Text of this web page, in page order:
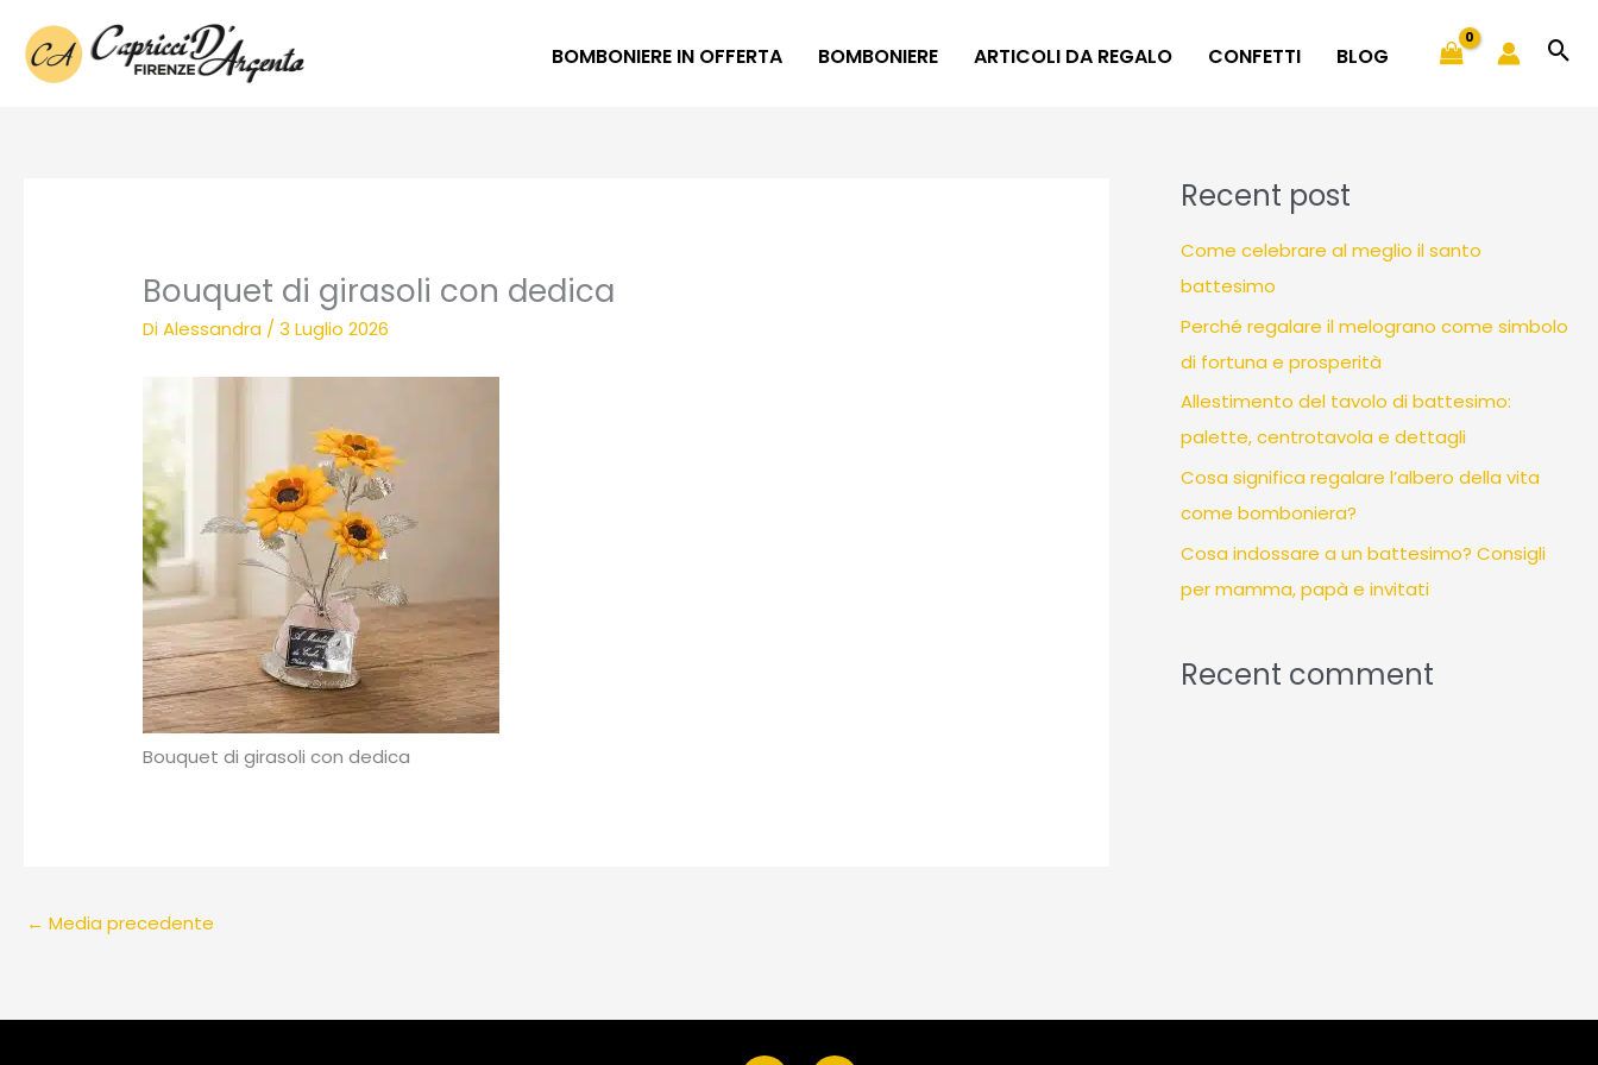
contenuto
BOMBONIERE IN OFFERTA BOMBONIERE ARTICOLI DA REGALO CONFETTI BLOG
Bouquet di girasoli con dedica
DiAlessandra /3 Luglio 2026
Bouquet di girasoli con dedica
← Media precedente
Recent post
Come celebrare al meglio il santo
battesimo
Perché regalare il melograno come simbolo
di fortuna e prosperità
Allestimento del tavolo di battesimo:
palette, centrotavola e dettagli
Cosa significa regalare l’albero della vita
come bomboniera?
Cosa indossare a un battesimo? Consigli
per mamma, papà e invitati
Recent comment